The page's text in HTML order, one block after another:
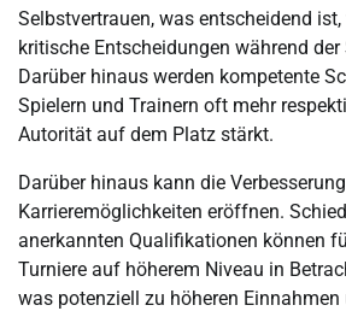
Selbstvertrauen, was entscheidend
kritische Entscheidungen während
Darüber hinaus werden kompetente
Spielern und Trainern oft mehr
Autorität auf dem Platz stärkt.
Darüber hinaus kann die
Karrieremöglichkeiten eröffnen.
anerkannten Qualifikationen können
Turniere auf höherem Niveau in
was potenziell zu höheren